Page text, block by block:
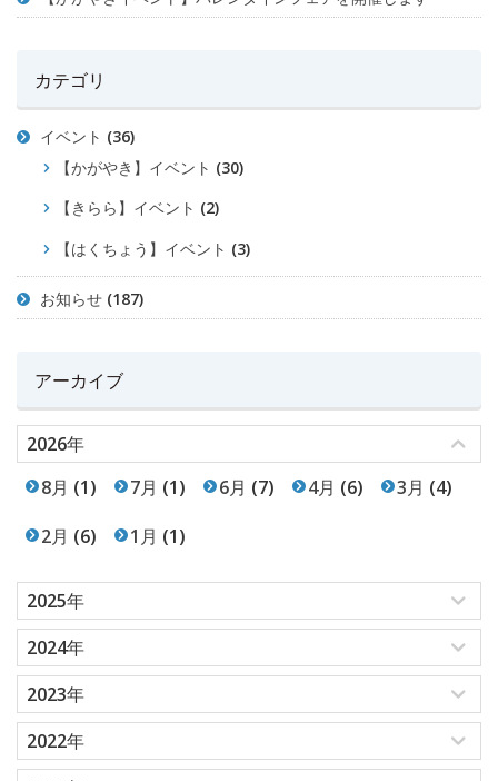
カテゴリ
イベント (36)
【かがやき】イベント (30)
【きらら】イベント (2)
【はくちょう】イベント (3)
お知らせ (187)
アーカイブ
2026年
8月 (1) 7月 (1) 6月 (7) 4月 (6) 3月 (4)
2月 (6) 1月 (1)
2025年
2024年
2023年
2022年